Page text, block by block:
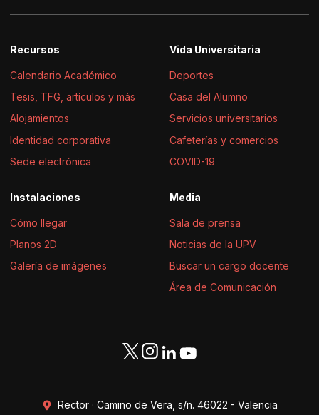
Recursos
Calendario Académico
Tesis, TFG, artículos y más
Alojamientos
Identidad corporativa
Sede electrónica
Vida Universitaria
Deportes
Casa del Alumno
Servicios universitarios
Cafeterías y comercios
COVID-19
Instalaciones
Cómo llegar
Planos 2D
Galería de imágenes
Media
Sala de prensa
Noticias de la UPV
Buscar un cargo docente
Área de Comunicación
Rector · Camino de Vera, s/n. 46022 - Valencia